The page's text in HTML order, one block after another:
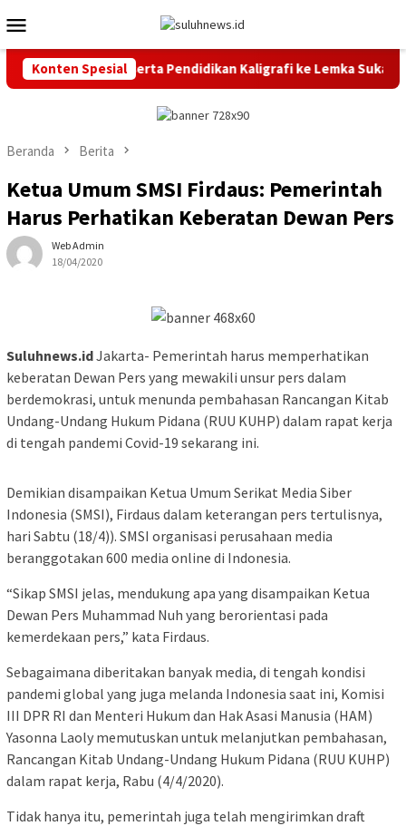
ke
kontenMobile
Konten Spesial
Lepas 20 Peserta Pendidikan Kaligrafi ke Lemka Sukabumi
Beranda Berita
Ketua Umum SMSI Firdaus: Pemerintah
Harus Perhatikan Keberatan Dewan Pers
Web Admin
18/04/2020
Suluhnews.idJakarta- Pemerintah harus memperhatikan
keberatan Dewan Pers yang mewakili unsur pers dalam
berdemokrasi, untuk menunda pembahasan Rancangan Kitab
Undang-Undang Hukum Pidana (RUU KUHP) dalam rapat kerja
di tengah pandemi Covid-19 sekarang ini.
Demikian disampaikan Ketua Umum Serikat Media Siber
Indonesia (SMSI), Firdaus dalam keterangan pers tertulisnya,
hari Sabtu (18/4)). SMSI organisasi perusahaan media
beranggotakan 600 media online di Indonesia.
“Sikap SMSI jelas, mendukung apa yang disampaikan Ketua
Dewan Pers Muhammad Nuh yang berorientasi pada
kemerdekaan pers,” kata Firdaus.
Sebagaimana diberitakan banyak media, di tengah kondisi
pandemi global yang juga melanda Indonesia saat ini, Komisi
III DPR RI dan Menteri Hukum dan Hak Asasi Manusia (HAM)
Yasonna Laoly memutuskan untuk melanjutkan pembahasan,
Rancangan Kitab Undang-Undang Hukum Pidana (RUU KUHP)
dalam rapat kerja, Rabu (4/4/2020).
Tidak hanya itu, pemerintah juga telah mengirimkan draft